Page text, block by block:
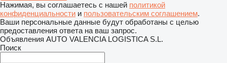
Нажимая, вы соглашаетесь с нашей политикой
конфиденциальности и пользовательским соглашением.
Ваши персональные данные будут обработаны с целью
предоставления ответа на ваш запрос.
Объявления AUTO VALENCIA LOGISTICA S.L.
Поиск